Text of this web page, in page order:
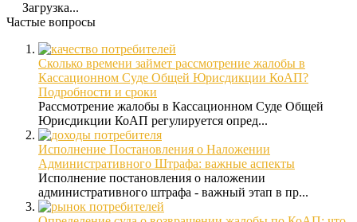
Загрузка...
Частые вопросы
Сколько времени займет рассмотрение жалобы в
Кассационном Суде Общей Юрисдикции КоАП?
Подробности и сроки
Рассмотрение жалобы в Кассационном Суде Общей
Юрисдикции КоАП регулируется опред...
Исполнение Постановления о Наложении
Административного Штрафа: важные аспекты
Исполнение постановления о наложении
административного штрафа - важный этап в пр...